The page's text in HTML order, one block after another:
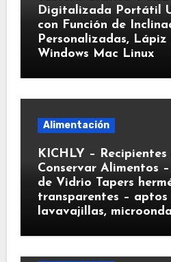
Digitalizada Portátil
con Función de
Personalizadas,
Windows Mac Linux
Alimentación
KICHLY –
Conservar Alimentos
de Vidrio Tapers
transparentes – aptos
lavavajillas,